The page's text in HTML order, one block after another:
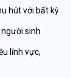
hút với bất kỳ
sinh
lĩnh vực,